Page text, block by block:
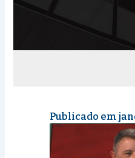
Publicado em